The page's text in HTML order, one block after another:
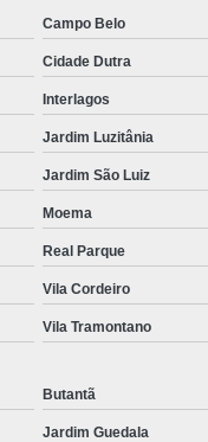
Processadas e
Pre Processadas
e Higienizadas
para Empresas
Lanche
Kit
Kit
Eventos
Kit
Kit Lanche Saudável
Fatiadas em Pote
Vender
Pote de
Campo Belo
Cidade Dutra
Interlagos
Jardim Luzitânia
Jardim São Luiz
Moema
Real Parque
Vila Cordeiro
Vila Tramontano
Butantã
Jardim Guedala